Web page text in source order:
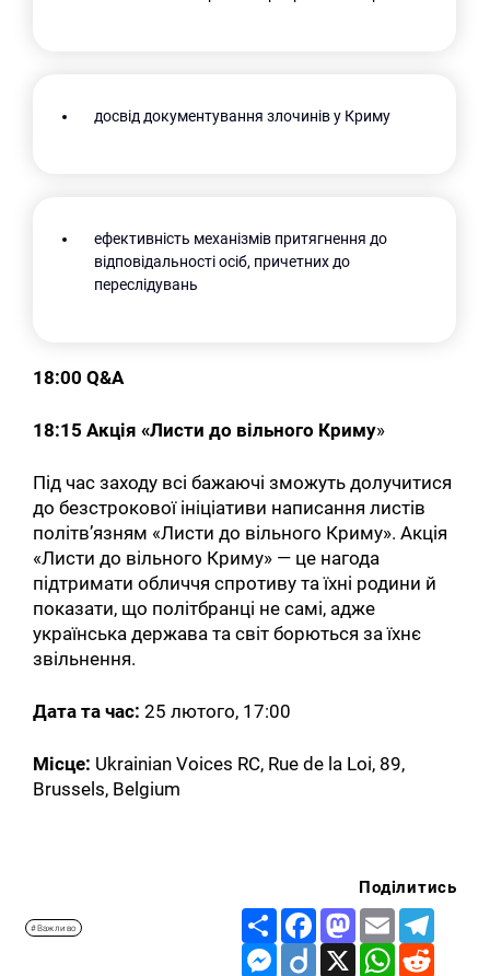
досвід документування злочинів у Криму
ефективність механізмів притягнення до
відповідальності осіб, причетних до
переслідувань
18:00 Q&A
18:15 Акція «Листи до вільного Криму»
Під час заходу всі бажаючі зможуть долучитися
до безстрокової ініціативи написання листів
політвʼязням «Листи до вільного Криму». Акція
«Листи до вільного Криму» — це нагода
підтримати обличчя спротиву та їхні родини й
показати, що політбранці не самі, адже
українська держава та світ борються за їхнє
звільнення.
Дата та час: 25 лютого, 17:00
Місце: Ukrainian Voices RC, Rue de la Loi, 89,
Brussels, Belgium
#Важливо
Поділитись
Share FacebookMastodon
Email
Messenger
Diigo X WhatsApp